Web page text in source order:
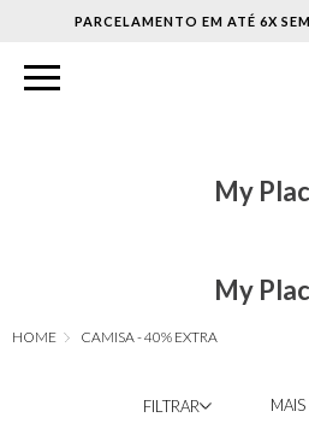
PARCELAMENTO EM ATÉ 6X
My
My
CAMISA - 40% EXTRA
FILTRAR